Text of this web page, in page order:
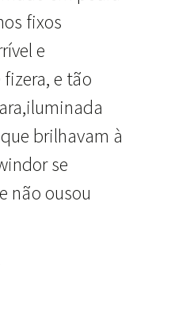
fixos
e
e tão
brilhavam à
se
não ousou